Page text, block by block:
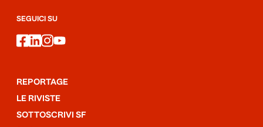
SEGUICI SU
facebook
linkedin
instagram
youtube
REPORTAGE
LE RIVISTE
SOTTOSCRIVI SF